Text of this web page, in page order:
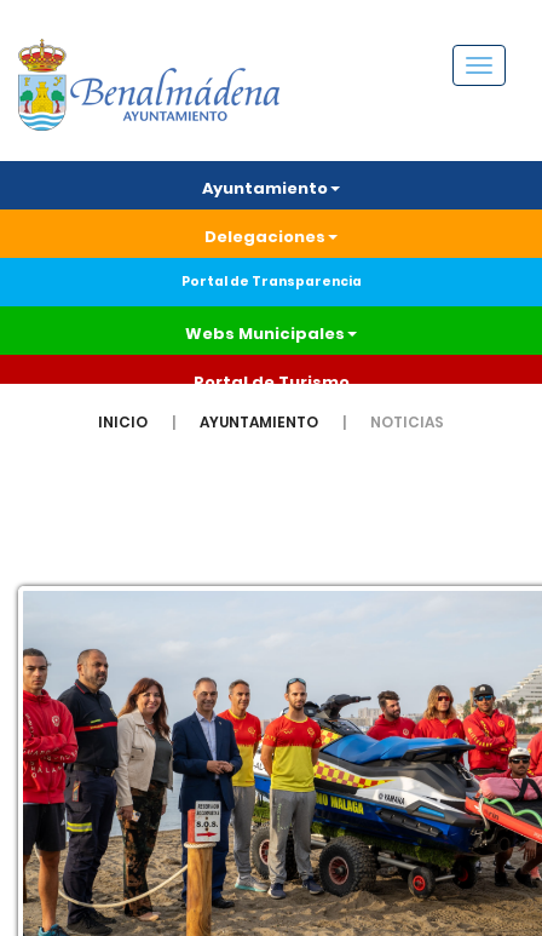
Menú
Ayuntamiento
Delegaciones
Portal de Transparencia
Webs Municipales
Portal de Turismo
INICIO AYUNTAMIENTO NOTICIAS